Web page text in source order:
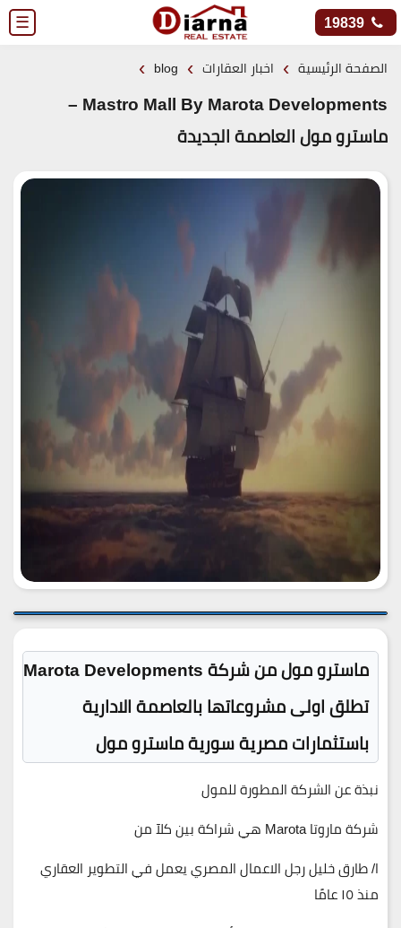
☰ 19839
الصفحة الرئيسية › اخبار العقارات ›
blog
›
Mastro Mall By Marota Developments –
ماسترو مول العاصمة الجديدة
ماسترو مول من شركة Marota Developments
تطلق اولى مشروعاتها بالعاصمة الادارية
باستثمارات مصرية سورية ماسترو مول
نبذة عن الشركة المطورة للمول
شركة ماروتا Marota هي شراكة بين كلآ من
ا/ طارق خليل رجل الاعمال المصري يعمل في التطوير العقاري
منذ ١٥ عامًا